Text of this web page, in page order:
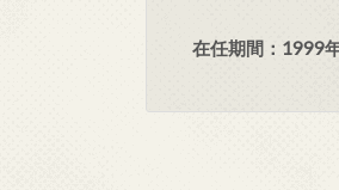
在任期間：1999